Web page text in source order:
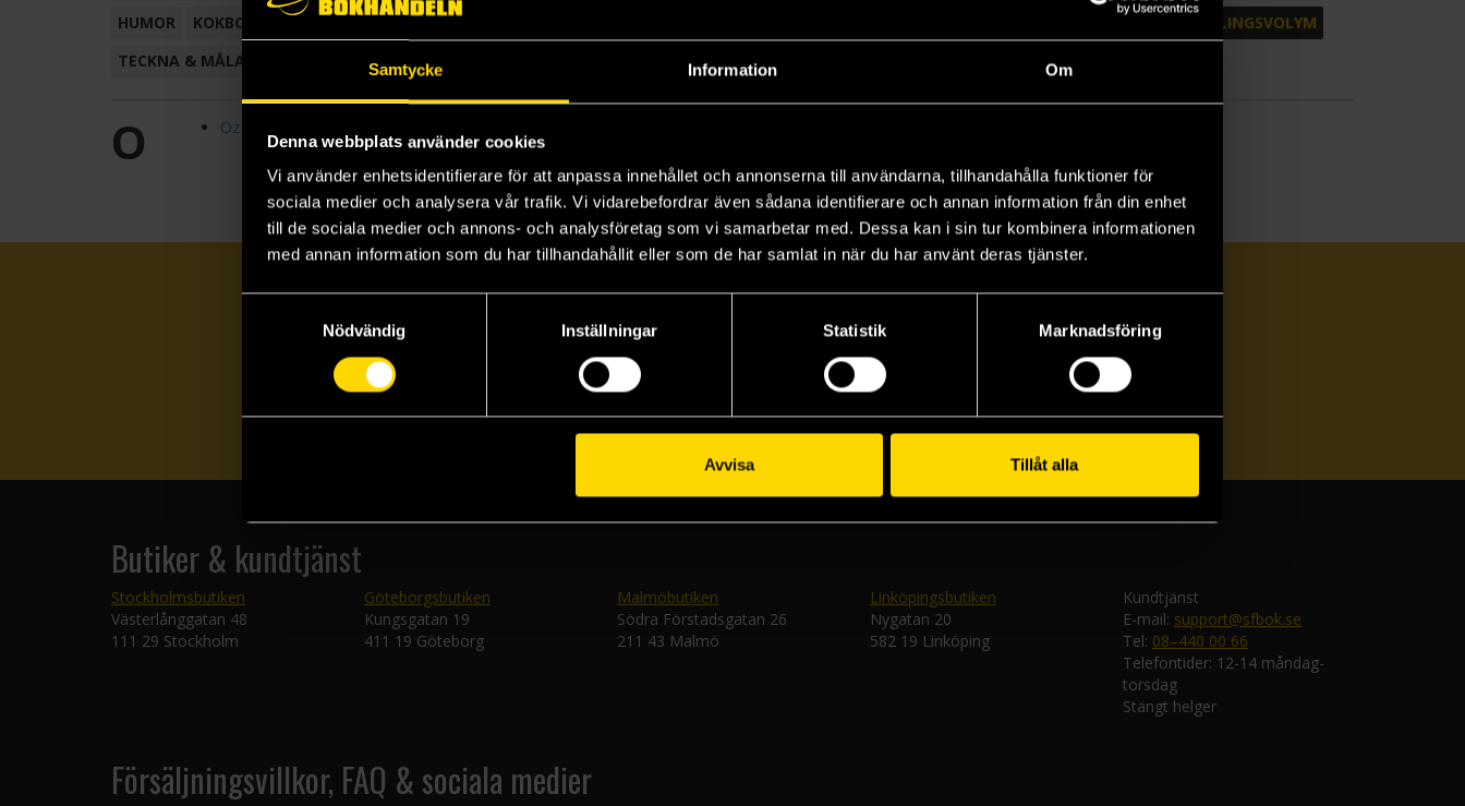
Samtycke Information Om
Denna webbplats använder cookies
Vi använder enhetsidentifierare för att anpassa innehållet och annonserna till användarna, tillhandahålla funktioner för
sociala medier och analysera vår trafik. Vi vidarebefordrar även sådana identifierare och annan information från din enhet
till de sociala medier och annons- och analysföretag som vi samarbetar med. Dessa kan i sin tur kombinera informationen
med annan information som du har tillhandahållit eller som de har samlat in när du har använt deras tjänster.
Nödvändig
Inställningar Statistik Marknadsföring
Avvisa Tillåt alla
HUMOR
KOKBOK KONSTBOK KORTROMAN ROMAN
SAMLINGSVOLYM
TECKNA & MÅLA
TECKNAD SERIE
O Oz
Prenumerera på vårt nyhetsbrev
Skicka
Butiker & kundtjänst
Stockholmsbutiken
Västerlånggatan 48
111 29 Stockholm
Göteborgsbutiken
Kungsgatan 19
411 19 Göteborg
Malmöbutiken
Södra Förstadsgatan 26
211 43 Malmö
Linköpingsbutiken
Nygatan 20
582 19 Linköping
Kundtjänst
E-mail: support@sfbok.se
Tel: 08–440 00 66
Telefontider: 12-14 måndag-
torsdag
Stängt helger
Försäljningsvillkor, FAQ & sociala medier